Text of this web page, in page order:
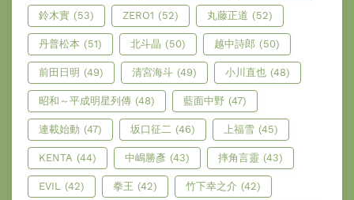
鈴木實 (53) ZERO1 (52) 丸藤正道 (52)
丹普松本 (51) 北斗晶 (50) 越中詩郎 (50)
前田日明 (49) 清宮海斗 (49) 小川直也 (48)
昭和～平成明星列傳 (48) 藍面中野 (47)
連載始動 (47) 坂口征二 (46) 上福雪 (45)
KENTA (44) 中嶋勝彥 (43) 摔角言靈 (43)
EVIL (42) 拳王 (42) 竹下幸之介 (42)